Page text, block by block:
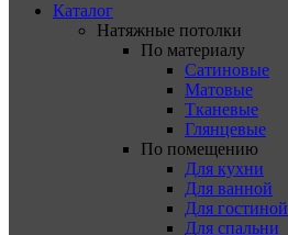
Каталог
Натяжные потолки
По материалу
Сатиновые
Матовые
Тканевые
Глянцевые
По помещению
Для кухни
Для ванной
Для гостиной
Для спальни